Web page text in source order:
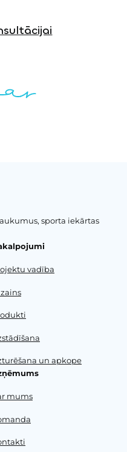
sporta iekārtas
vadība
un apkope
mums